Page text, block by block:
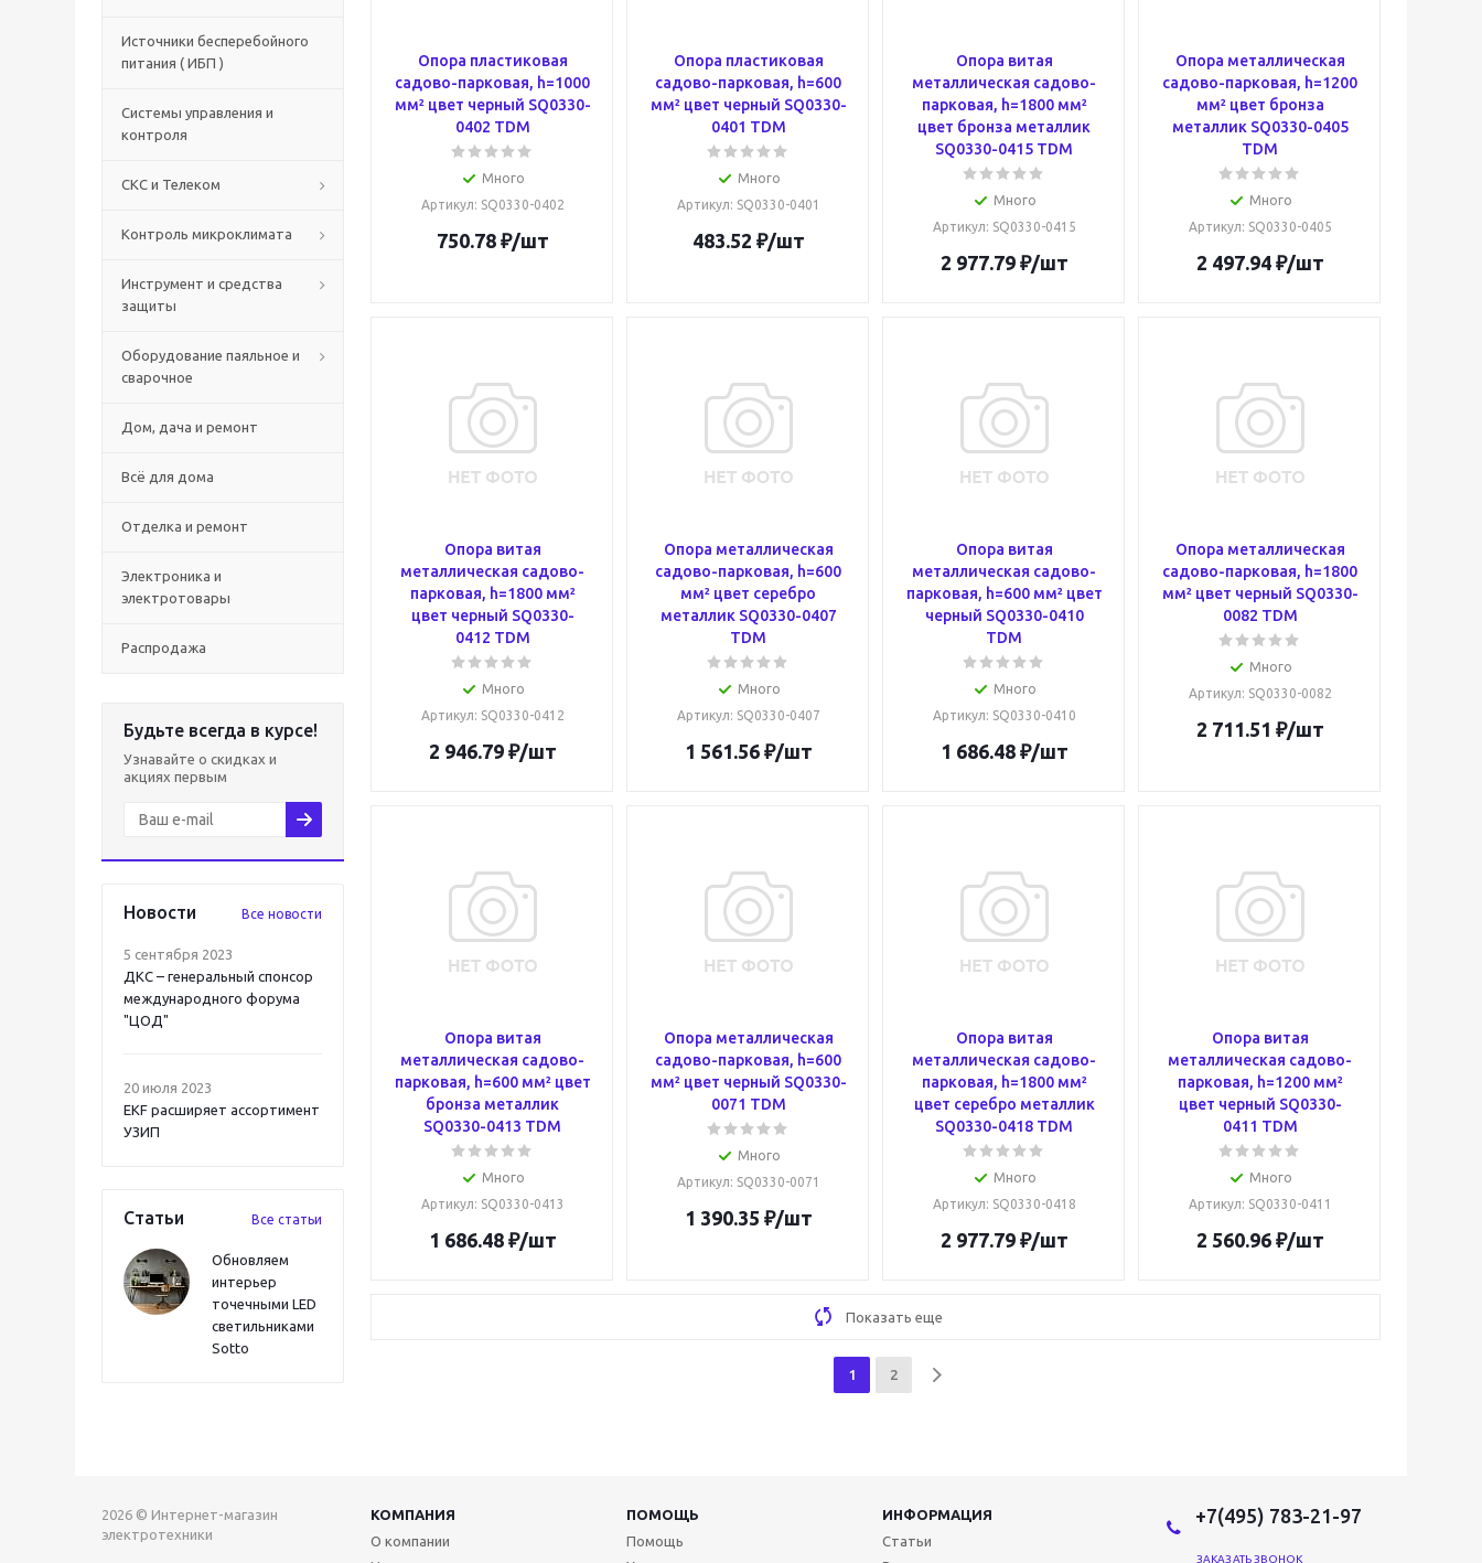
Источники бесперебойного
питания ( ИБП )
Системы управления и
контроля
СКС и Телеком
Контроль микроклимата
Инструмент и средства
защиты
Оборудование паяльное и
сварочное
Дом, дача и ремонт
Всё для дома
Отделка и ремонт
Электроника и
электротовары
Распродажа
Будьте всегда в курсе!
Узнавайте о скидках и
акциях первым
Новости Все новости
5 сентября 2023
ДКС – генеральный спонсор
международного форума
"ЦОД"
20 июля 2023
EKF расширяет ассортимент
УЗИП
Статьи Все статьи
Обновляем
интерьер
точечными LED
светильниками
Sotto
Опора пластиковая
садово-парковая, h=1000
мм² цвет черный SQ0330-
0402 TDM
Много
Артикул: SQ0330-0402
750.78₽/шт
Опора пластиковая
садово-парковая, h=600
мм² цвет черный SQ0330-
0401 TDM
Много
Артикул: SQ0330-0401
483.52 ₽/шт
Опора витая
металлическая садово-
парковая, h=1800 мм²
цвет бронза металлик
SQ0330-0415 TDM
Много
Артикул: SQ0330-0415
2 977.79₽/шт
Опора металлическая
садово-парковая, h=1200
мм² цвет бронза
металлик SQ0330-0405
TDM
Много
Артикул: SQ0330-0405
2 497.94₽/шт
Опора витая
металлическая садово-
парковая, h=1800 мм²
цвет черный SQ0330-
0412 TDM
Много
Артикул: SQ0330-0412
2 946.79₽/шт
Опора металлическая
садово-парковая, h=600
мм² цвет серебро
металлик SQ0330-0407
TDM
Много
Артикул: SQ0330-0407
1 561.56₽/шт
Опора витая
металлическая садово-
парковая, h=600 мм² цвет
черный SQ0330-0410
TDM
Много
Артикул: SQ0330-0410
1 686.48₽/шт
Опора металлическая
садово-парковая, h=1800
мм² цвет черный SQ0330-
0082 TDM
Много
Артикул: SQ0330-0082
2 711.51 ₽/шт
Опора витая
металлическая садово-
парковая, h=600 мм² цвет
бронза металлик
SQ0330-0413 TDM
Много
Артикул: SQ0330-0413
1 686.48₽/шт
Опора металлическая
садово-парковая, h=600
мм² цвет черный SQ0330-
0071 TDM
Много
Артикул: SQ0330-0071
1 390.35 ₽/шт
Опора витая
металлическая садово-
парковая, h=1800 мм²
цвет серебро металлик
SQ0330-0418 TDM
Много
Артикул: SQ0330-0418
2 977.79₽/шт
Опора витая
металлическая садово-
парковая, h=1200 мм²
цвет черный SQ0330-
0411 TDM
Много
Артикул: SQ0330-0411
2 560.96₽/шт
Показать еще
1 2
2026 © Интернет-магазин
электротехники
КОМПАНИЯ ПОМОЩЬ
ИНФОРМАЦИЯ
О компании
Помощь
Статьи
+7(495) 783-21-97
ЗАКАЗАТЬ ЗВОНОК